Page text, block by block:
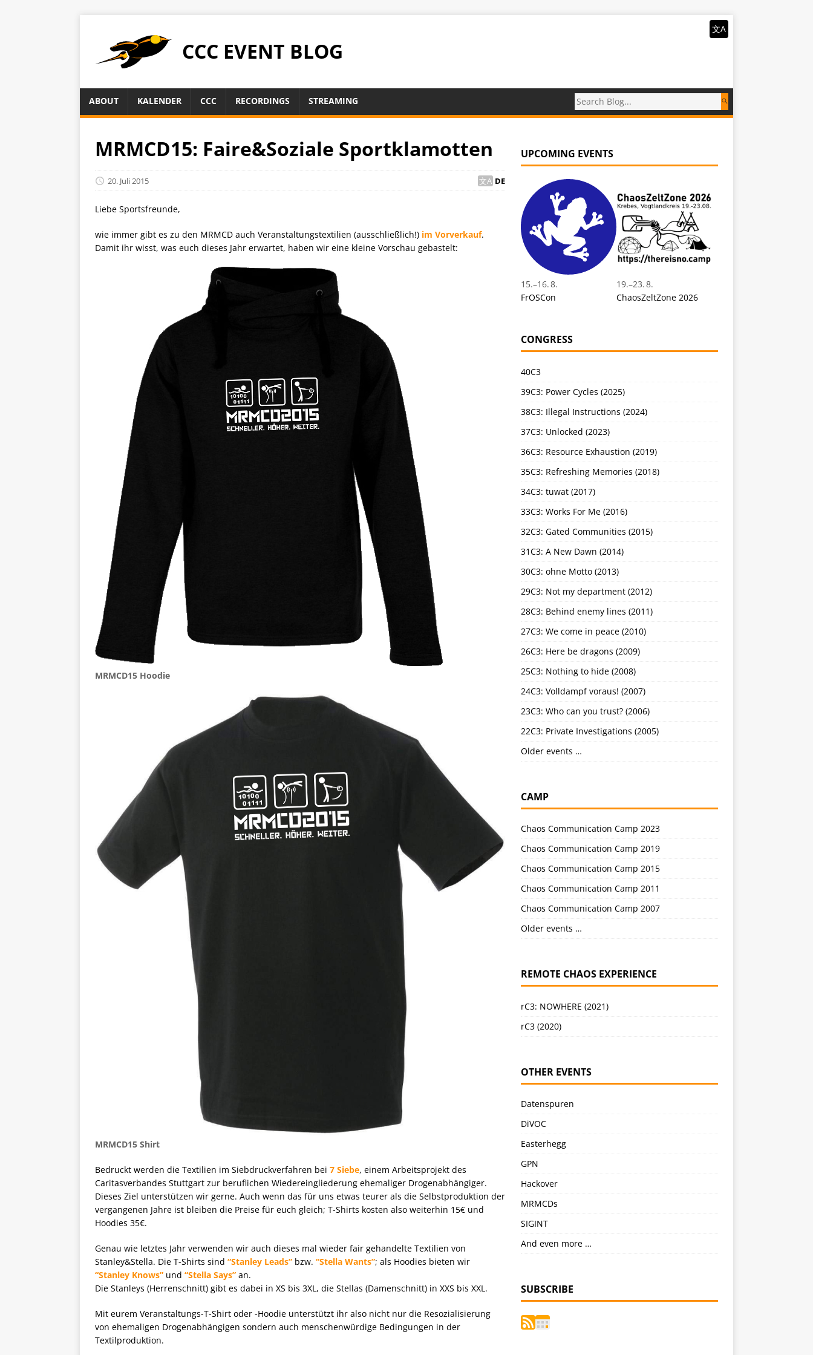
CCC EVENT BLOG
文A
ABOUT KALENDER CCC RECORDINGS STREAMING
MRMCD15: Faire&Soziale Sportklamotten
20. Juli 2015 DE
Liebe Sportsfreunde,
wie immer gibt es zu den MRMCD auch Veranstaltungstextilien (ausschließlich!) im Vorverkauf.
Damit ihr wisst, was euch dieses Jahr erwartet, haben wir eine kleine Vorschau gebastelt:
MRMCD15 Hoodie
MRMCD15 Shirt
Bedruckt werden die Textilien im Siebdruckverfahren bei 7 Siebe, einem Arbeitsprojekt des
Caritasverbandes Stuttgart zur beruflichen Wiedereingliederung ehemaliger Drogenabhängiger.
Dieses Ziel unterstützen wir gerne. Auch wenn das für uns etwas teurer als die Selbstproduktion der
vergangenen Jahre ist bleiben die Preise für euch gleich; T-Shirts kosten also weiterhin 15€ und
Hoodies 35€.
Genau wie letztes Jahr verwenden wir auch dieses mal wieder fair gehandelte Textilien von
Stanley&Stella. Die T-Shirts sind “Stanley Leads” bzw. “Stella Wants”; als Hoodies bieten wir
“Stanley Knows” und “Stella Says” an.
Die Stanleys (Herrenschnitt) gibt es dabei in XS bis 3XL, die Stellas (Damenschnitt) in XXS bis XXL.
Mit eurem Veranstaltungs-T-Shirt oder -Hoodie unterstützt ihr also nicht nur die Resozialisierung
von ehemaligen Drogenabhängigen sondern auch menschenwürdige Bedingungen in der
Textilproduktion.
UPCOMING EVENTS
15.–16. 8.
FrOSCon
19.–23. 8.
ChaosZeltZone 2026
CONGRESS
40C3
39C3: Power Cycles (2025)
38C3: Illegal Instructions (2024)
37C3: Unlocked (2023)
36C3: Resource Exhaustion (2019)
35C3: Refreshing Memories (2018)
34C3: tuwat (2017)
33C3: Works For Me (2016)
32C3: Gated Communities (2015)
31C3: A New Dawn (2014)
30C3: ohne Motto (2013)
29C3: Not my department (2012)
28C3: Behind enemy lines (2011)
27C3: We come in peace (2010)
26C3: Here be dragons (2009)
25C3: Nothing to hide (2008)
24C3: Volldampf voraus! (2007)
23C3: Who can you trust? (2006)
22C3: Private Investigations (2005)
Older events …
CAMP
Chaos Communication Camp 2023
Chaos Communication Camp 2019
Chaos Communication Camp 2015
Chaos Communication Camp 2011
Chaos Communication Camp 2007
Older events …
REMOTE CHAOS EXPERIENCE
rC3: NOWHERE (2021)
rC3 (2020)
OTHER EVENTS
Datenspuren
DiVOC
Easterhegg
GPN
Hackover
MRMCDs
SIGINT
And even more …
SUBSCRIBE